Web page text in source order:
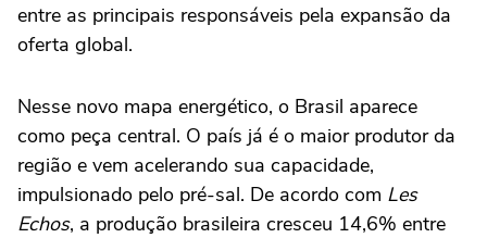
entre as principais responsáveis pela expansão da
oferta global.
Nesse novo mapa energético, o Brasil aparece
como peça central. O país já é o maior produtor da
região e vem acelerando sua capacidade,
impulsionado pelo pré-sal. De acordo com Les
Echos, a produção brasileira cresceu 14,6% entre